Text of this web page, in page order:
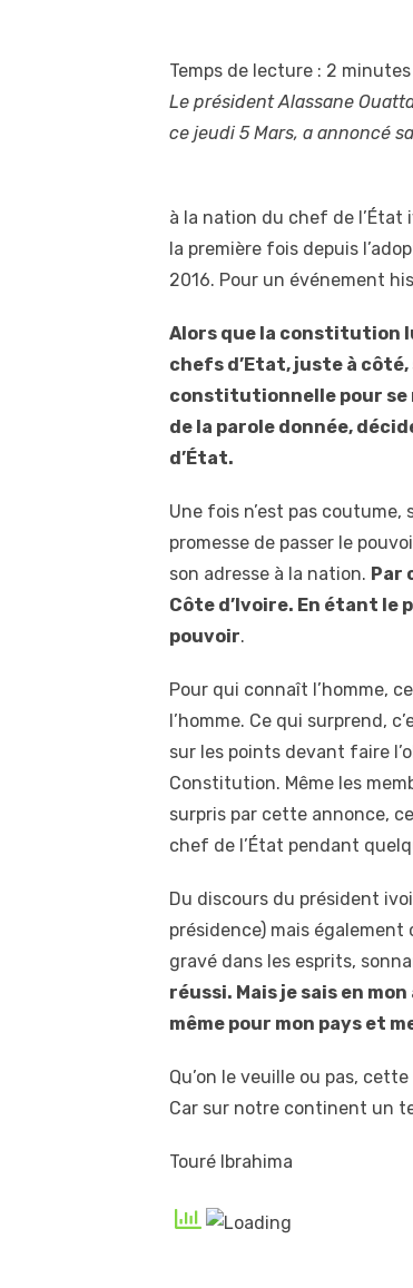
Temps de lecture : 2 minutes
Le président Alassane
ce jeudi 5 Mars, a annoncé
à la nation du chef de
la première fois depuis
2016. Pour un événement
Alors que la constitution
chefs d’Etat, juste à
constitutionnelle pour se
de la parole donnée,
d’État.
Une fois n’est pas
promesse de passer le
son adresse à la nation. Par
Côte d’Ivoire. En étant le
pouvoir.
Pour qui connaît l’homme,
l’homme. Ce qui surprend,
sur les points devant faire
Constitution. Même les
surpris par cette annonce,
chef de l’État pendant
Du discours du président
présidence) mais
gravé dans les esprits,
réussi. Mais je sais en
même pour mon pays et
Qu’on le veuille ou pas,
Car sur notre continent un
Touré Ibrahima